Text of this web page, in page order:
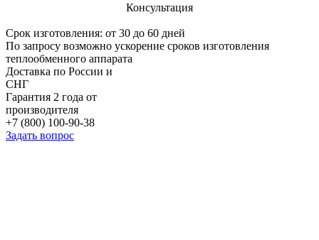
Консультация
Срок изготовления: от 30 до 60 дней
По запросу возможно ускорение сроков изготовления
теплообменного аппарата
Доставка по России и
СНГ
Гарантия 2 года от
производителя
+7 (800) 100-90-38
Задать вопрос